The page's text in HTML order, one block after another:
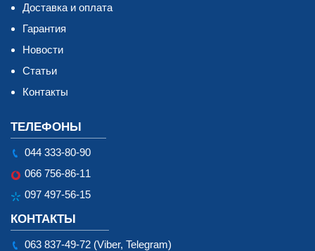
Доставка и оплата
Гарантия
Новости
Статьи
Контакты
ТЕЛЕФОНЫ
044 333-80-90
066 756-86-11
097 497-56-15
КОНТАКТЫ
063 837-49-72 (Viber, Telegram)